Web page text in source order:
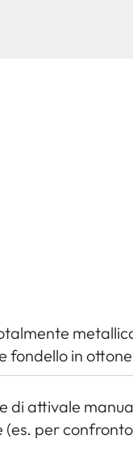
fondello in
di attivale
(es. per